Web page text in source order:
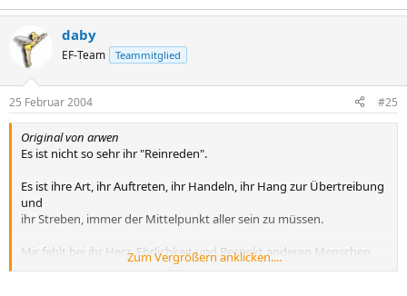
daby
EF-Team Teammitglied
25 Februar 2004 #25
Original von arwen
Es ist nicht so sehr ihr "Reinreden".
Es ist ihre Art, ihr Auftreten, ihr Handeln, ihr Hang zur Übertreibung
und
ihr Streben, immer der Mittelpunkt aller sein zu müssen.
Mir fehlt bei ihr Herz, Ehrlichkeit und Respekt anderen Menschen
Zum Vergrößern anklicken....